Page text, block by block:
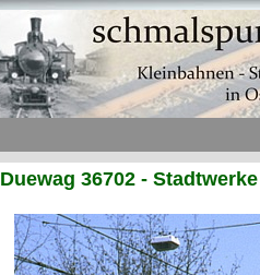
Duewag 36702 -